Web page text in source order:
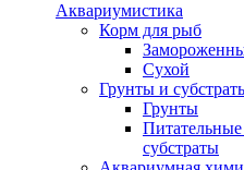
Аквариумистика
Корм для рыб
Сухой
Грунты и
Грунты
субстраты